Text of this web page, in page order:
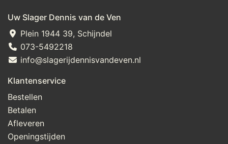
Uw Slager Dennis van de Ven
Plein 1944 39, Schijndel
073-5492218
info@slagerijdennisvandeven.nl
Klantenservice
Bestellen
Betalen
Afleveren
Openingstijden